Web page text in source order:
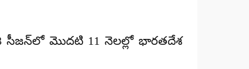
సీజన్‌లో మొదటి 11 నెలల్లో భారతదేశ